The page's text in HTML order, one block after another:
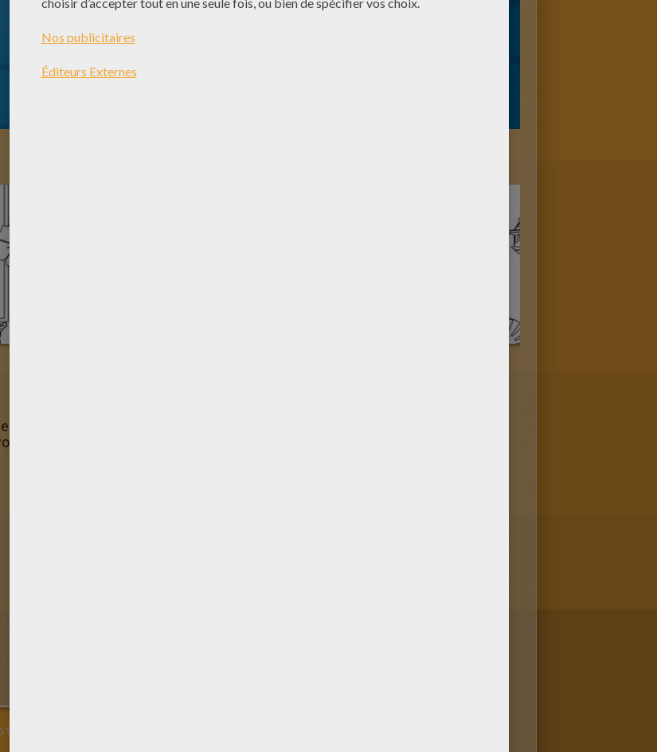
les prénoms en Japonais en ligne d'Hellokids. Désormais tu peux partager
directement de ton smartphone ou de ta tablette.